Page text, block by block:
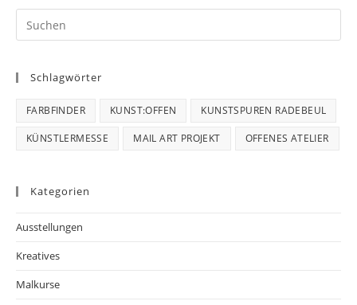
Schlagwörter
FARBFINDER KUNST:OFFEN KUNSTSPUREN RADEBEUL
KÜNSTLERMESSE MAIL ART PROJEKT OFFENES ATELIER
Kategorien
Ausstellungen
Kreatives
Malkurse